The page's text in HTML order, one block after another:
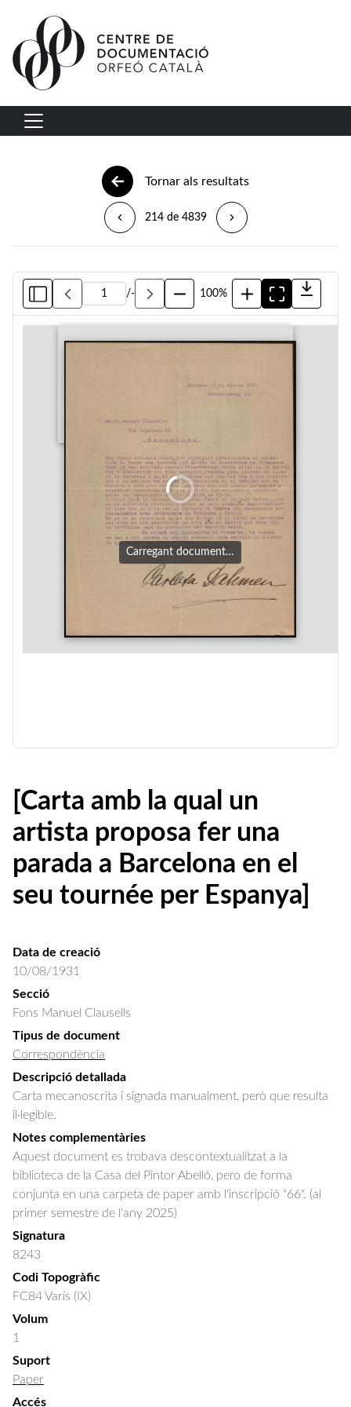
Vés al contingut
Navegació principal
Tornar als resultats
214 de 4839
/- 100%
Carregant document…
[Carta amb la qual un
artista proposa fer una
parada a Barcelona en el
seu tournée per Espanya]
Data de creació
10/08/1931
Secció
Fons Manuel Clausells
Tipus de document
Correspondència
Descripció detallada
Carta mecanoscrita i signada manualment, però que resulta
il·legible.
Notes complementàries
Aquest document es trobava descontextualitzat a la
biblioteca de la Casa del Pintor Abelló, pero de forma
conjunta en una carpeta de paper amb l'inscripció "66". (al
primer semestre de l'any 2025)
Signatura
8243
Codi Topogràfic
FC84 Varis (IX)
Volum
1
Suport
Paper
Accés